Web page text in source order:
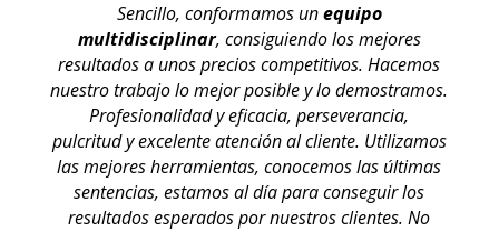
Sencillo, conformamos unequipo
multidisciplinar, consiguiendo los mejores
resultados a unos precios competitivos. Hacemos
nuestro trabajo lo mejor posible y lo demostramos.
Profesionalidad y eficacia, perseverancia,
pulcritud y excelente atención al cliente. Utilizamos
las mejores herramientas, conocemos las últimas
sentencias, estamos al día para conseguir los
resultados esperados por nuestros clientes. No